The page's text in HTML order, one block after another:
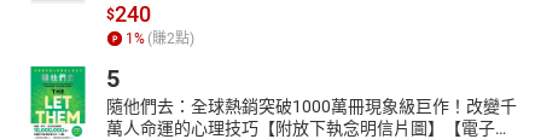
$240
1 % (賺2點)
5
隨他們去：全球熱銷突破1000萬冊現象級巨作！改變千
萬人命運的心理技巧【附放下執念明信片圖】【電子